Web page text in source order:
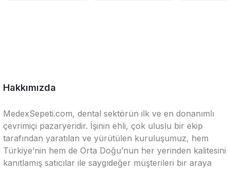
Hakkımızda
MedexSepeti.com, dental sektörün ilk ve en donanımlı
çevrimiçi pazaryeridir. İşinin ehli, çok uluslu bir ekip
tarafından yaratılan ve yürütülen kuruluşumuz, hem
Türkiye’nin hem de Orta Doğu’nun her yerinden kalitesini
kanıtlamış satıcılar ile saygıdeğer müşterileri bir araya